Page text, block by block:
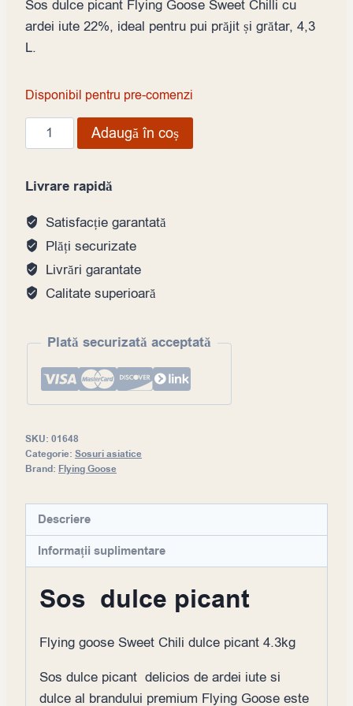
Sos dulce picant Flying Goose Sweet Chilli cu
ardei iute 22%, ideal pentru pui prăjit și grătar, 4,3
L.
Disponibil pentru pre-comenzi
Cantitate
Sos
picant
Flying
Goose
Sweet
Chilli,
4,3
Adaugă în coș
Livrare rapidă
Satisfacție garantată
Plăți securizate
Livrări garantate
Calitate superioară
Plată securizată acceptată
SKU: 01648
Categorie: Sosuri asiatice
Brand: Flying Goose
Descriere
Informații suplimentare
Sos dulce picant
Flying goose Sweet Chili dulce picant 4.3kg
Sos dulce picant delicios de ardei iute si
dulce al brandului premium Flying Goose este